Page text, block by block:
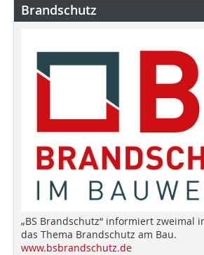
Brandschutz
„BS Brandschutz“ informiert zweimal
das Thema Brandschutz am Bau.
www.bsbrandschutz.de